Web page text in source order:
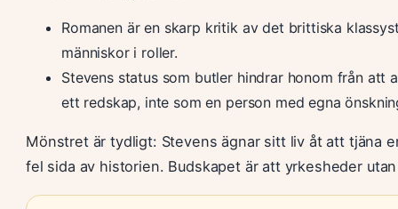
Romanen är en skarp kritik av det brittiska
människor i roller.
Stevens status som butler hindrar honom från att
ett redskap, inte som en person med egna
Mönstret är tydligt: Stevens ägnar sitt liv åt att tjäna
fel sida av historien. Budskapet är att yrkesheder